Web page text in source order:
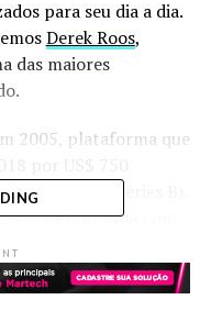
para seu dia a dia.
Derek Roos,
das maiores
2005, plataforma que
ainda no Series B).
a Mendix atua com
receita recorrente
fatia pequena do que
da Gartner